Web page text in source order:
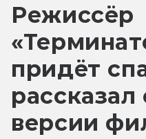
Режиссёр
придёт
версии